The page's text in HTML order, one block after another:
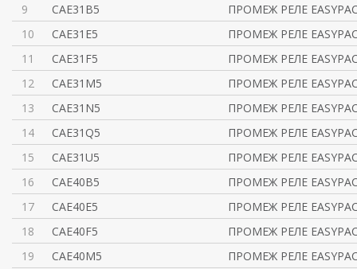
9
CAE31B5
ПРОМЕЖ РЕЛЕ
10
CAE31E5
ПРОМЕЖ РЕЛЕ
11
CAE31F5
ПРОМЕЖ РЕЛЕ
12
CAE31M5
ПРОМЕЖ РЕЛЕ
13
CAE31N5
ПРОМЕЖ РЕЛЕ
14
CAE31Q5
ПРОМЕЖ РЕЛЕ
15
CAE31U5
ПРОМЕЖ РЕЛЕ
16
CAE40B5
ПРОМЕЖ РЕЛЕ
17
CAE40E5
ПРОМЕЖ РЕЛЕ
18
CAE40F5
ПРОМЕЖ РЕЛЕ
19
CAE40M5 ПРОМЕЖ РЕЛЕ